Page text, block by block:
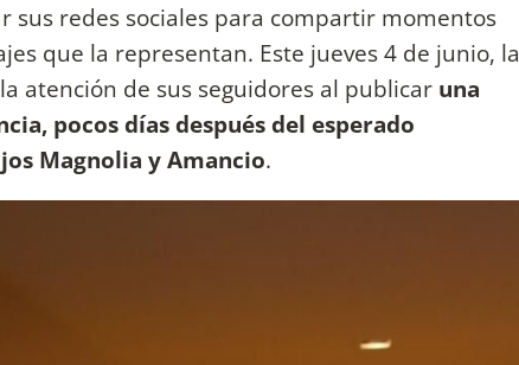
sus redes sociales para compartir momentos
que la representan. Este jueves 4 de junio, la
atención de sus seguidores al publicar una
pocos días después del esperado
Magnolia y Amancio.